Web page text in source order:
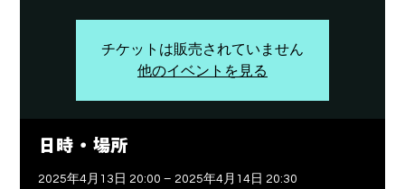
チケットは販売されていません
他のイベントを見る
日時・場所
2025年4月13日 20:00 – 2025年4月14日 20:30